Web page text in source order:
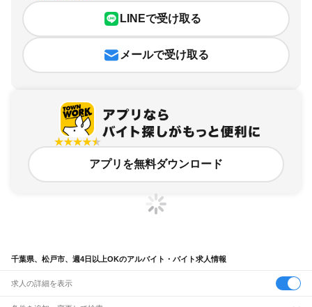
LINEで受け取る
メールで受け取る
アプリを無料ダウンロード
千葉県、松戸市、週4日以上OKのアルバイト・バイト求人情報
求人の詳細を表示